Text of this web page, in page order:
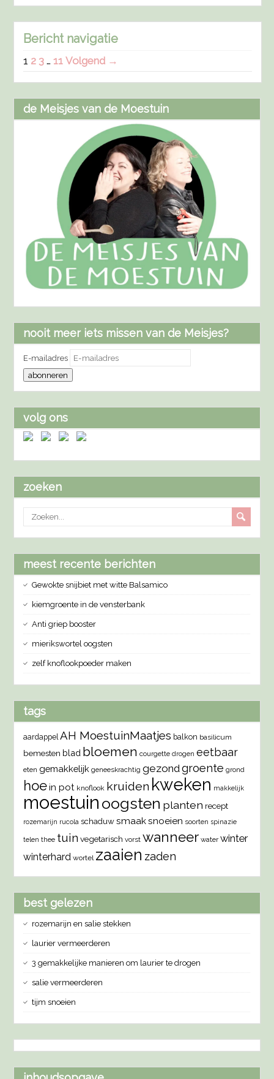
Bericht navigatie
1 2 3 … 11 Volgend →
de Meisjes van de Moestuin
nooit meer iets missen van de Meisjes?
E-mailadres
abonneren
volg ons
zoeken
meest recente berichten
Gewokte snijbiet met witte Balsamico
kiemgroente in de vensterbank
Anti griep booster
mierikswortel oogsten
zelf knoflookpoeder maken
tags
aardappel AH MoestuinMaatjes balkon basilicum
bemesten blad bloemen courgette drogen eetbaar
eten gemakkelijk geneeskrachtig gezondgroente grond
hoein pot knoflook kruiden kweken makkelijk
moestuin oogsten planten recept
rozemarijn rucola schaduw smaaksnoeien soorten spinazie
telen thee tuin vegetarisch vorst wanneer water winter
winterhard wortel zaaien zaden
best gelezen
rozemarijn en salie stekken
laurier vermeerderen
3 gemakkelijke manieren om laurier te drogen
salie vermeerderen
tijm snoeien